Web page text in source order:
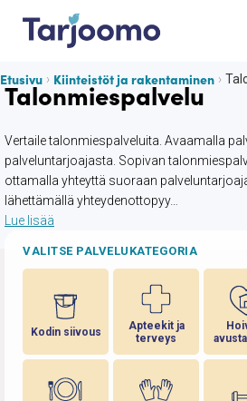
Siirry sisältöön
Etusivu Kiinteistöt ja rakentaminen
Talonmiespalvelu
Vertaile talonmiespalveluita. Avaamalla
palveluntarjoajasta. Sopivan
ottamalla yhteyttä suoraan
lähettämällä yhteydenottopyy…
Lue lisää
VALITSE PALVELUKATEGORIA
Kodin siivous
Apteekit ja
terveys